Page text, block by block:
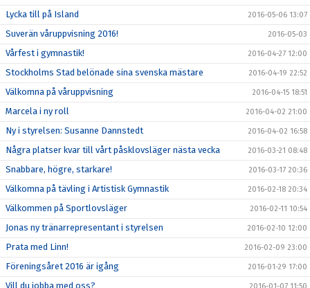
Lycka till på Island 2016-05-06 13:07
Suverän våruppvisning 2016! 2016-05-03
Vårfest i gymnastik! 2016-04-27 12:00
Stockholms Stad belönade sina svenska mästare 2016-04-19 22:52
Välkomna på våruppvisning 2016-04-15 18:51
Marcela i ny roll 2016-04-02 21:00
Ny i styrelsen: Susanne Dannstedt 2016-04-02 16:58
Några platser kvar till vårt påsklovsläger nästa vecka 2016-03-21 08:48
Snabbare, högre, starkare! 2016-03-17 20:36
Välkomna på tävling i Artistisk Gymnastik 2016-02-18 20:34
Välkommen på Sportlovsläger 2016-02-11 10:54
Jonas ny tränarrepresentant i styrelsen 2016-02-10 12:00
Prata med Linn! 2016-02-09 23:00
Föreningsåret 2016 är igång 2016-01-29 17:00
Vill du jobba med oss?